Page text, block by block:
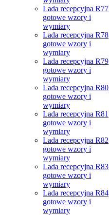
Lada recepcyjna R77
gotowe wzory i
wymiary
Lada recepcyjna R78
gotowe wzory i
wymiary
Lada recepcyjna R79
gotowe wzory i
wymiary
Lada recepcyjna R80
gotowe wzory i
wymiary
Lada recepcyjna R81
gotowe wzory i
wymiary
Lada recepcyjna R82
gotowe wzory i
wymiary
Lada recepcyjna R83
gotowe wzory i
wymiary
Lada recepcyjna R84
gotowe wzory i
wymiary